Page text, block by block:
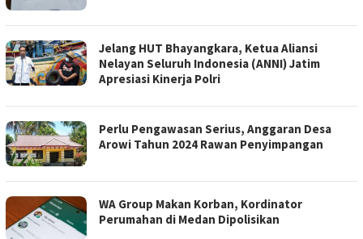
Jelang HUT Bhayangkara, Ketua Aliansi
Nelayan Seluruh Indonesia (ANNI) Jatim
Apresiasi Kinerja Polri
Perlu Pengawasan Serius, Anggaran Desa
Arowi Tahun 2024 Rawan Penyimpangan
WA Group Makan Korban, Kordinator
Perumahan di Medan Dipolisikan